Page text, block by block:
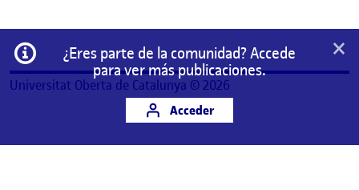
Información
¿Eres parte de la comunidad? Accede
para ver más publicaciones.
Acceder
×
Universitat Oberta de Catalunya © 2026